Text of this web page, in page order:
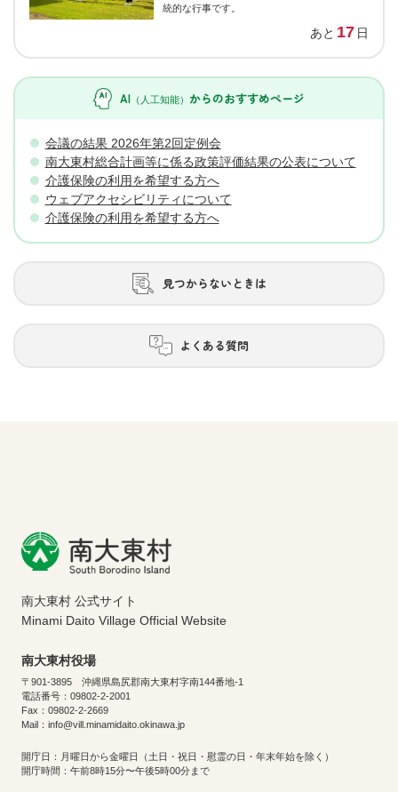
統的な行事です。
あと 17 日
AI （人工知能） からのおすすめページ
会議の結果 2026年第2回定例会
南大東村総合計画等に係る政策評価結果の公表について
介護保険の利用を希望する方へ
ウェブアクセシビリティについて
介護保険の利用を希望する方へ
見つからないときは
よくある質問
南大東村 公式サイト
Minami Daito Village Official Website
南大東村役場
〒901-3895 沖縄県島尻郡南大東村字南144番地-1
電話番号：09802-2-2001
Fax：09802-2-2669
Mail：info@vill.minamidaito.okinawa.jp
開庁日：月曜日から金曜日（土日・祝日・慰霊の日・年末年始を除く）
開庁時間：午前8時15分〜午後5時00分まで